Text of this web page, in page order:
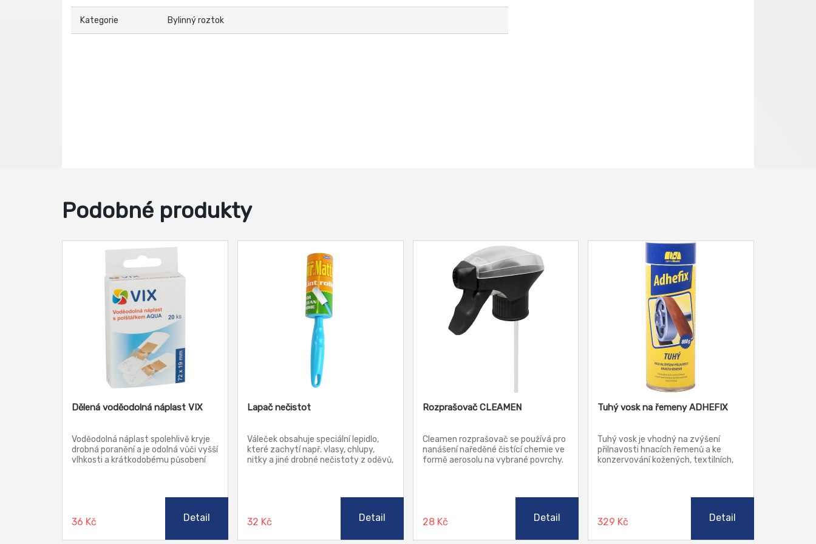
Kategorie Bylinný roztok
Podobné produkty
Dělená voděodolná náplast VIX
Voděodolná náplast spolehlivě kryje
drobná poranění a je odolná vůči vyšší
vlhkosti a krátkodobému působení
36 Kč Detail
Lapač nečistot
Váleček obsahuje speciální lepidlo,
které zachytí např. vlasy, chlupy,
nitky a jiné drobné nečistoty z oděvů,
32 Kč Detail
Rozprašovač CLEAMEN
Cleamen rozprašovač se používá pro
nanášení naředěné čistící chemie ve
formě aerosolu na vybrané povrchy.
28 Kč Detail
Tuhý vosk na řemeny ADHEFIX
Tuhý vosk je vhodný na zvýšení
přilnavosti hnacích řemenů a ke
konzervování kožených, textilních,
329 Kč Detail